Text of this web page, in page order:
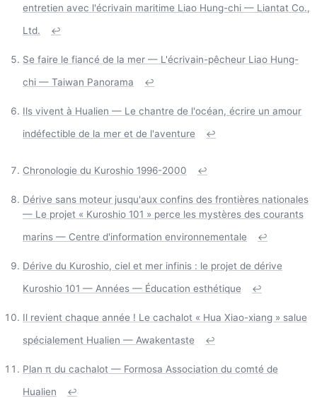
entretien avec l'écrivain maritime Liao Hung-chi — Liantat Co.,
Ltd.
↩
Se faire le fiancé de la mer — L'écrivain-pêcheur Liao Hung-
chi — Taiwan Panorama
↩
Ils vivent à Hualien — Le chantre de l'océan, écrire un amour
indéfectible de la mer et de l'aventure
↩
Chronologie du Kuroshio 1996-2000 ↩
Dérive sans moteur jusqu'aux confins des frontières nationales
— Le projet « Kuroshio 101 » perce les mystères des courants
marins — Centre d'information environnementale
↩
Dérive du Kuroshio, ciel et mer infinis : le projet de dérive
Kuroshio 101 — Années — Éducation esthétique
↩
Il revient chaque année ! Le cachalot « Hua Xiao-xiang » salue
spécialement Hualien — Awakentaste
↩
Plan π du cachalot — Formosa Association du comté de
Hualien
↩